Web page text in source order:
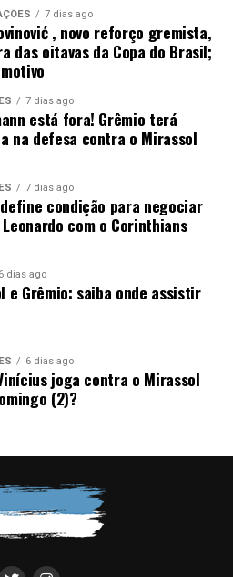
7 dias ago
, novo reforço gremista,
das oitavas da Copa do Brasil;
7 dias ago
está fora! Grêmio terá
na defesa contra o Mirassol
7 dias ago
condição para negociar
com o Corinthians
6 dias ago
e Grêmio: saiba onde assistir
6 dias ago
joga contra o Mirassol
(2)?